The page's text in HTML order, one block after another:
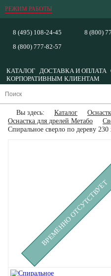
РЕЖИМ РАБОТЫ
8 (495) 108-24-45
8 (800) 777-82-57
8 (800)
КАТАЛОГ ДОСТАВКА И ОПЛАТА
КОРПОРАТИВНЫМ КЛИЕНТАМ
Вы здесь: Каталог
Оснастка для дрелей Метабо
Спиральное сверло по дереву
ВРЕМЕННО ОТСУТСТВУЕТ